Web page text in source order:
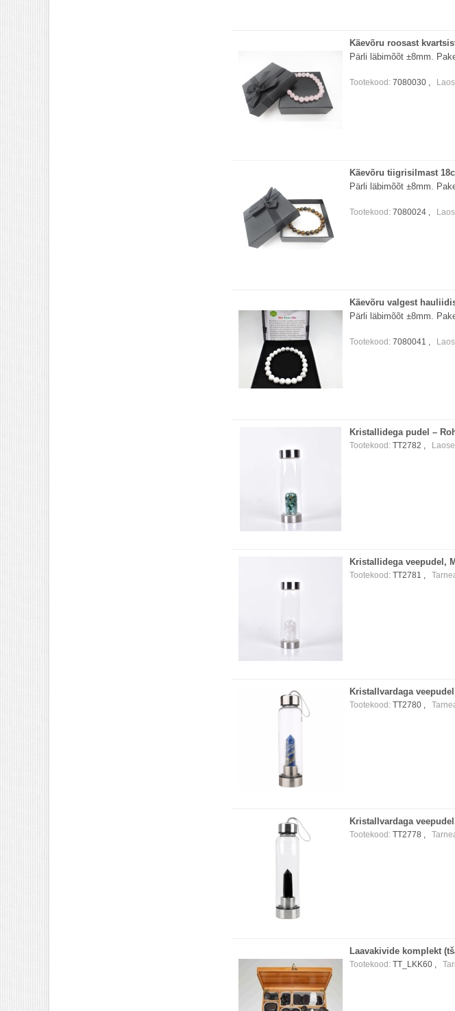
Käevõru roosast
Pärli läbimõõt ±8mm.
Tootekood: 7080030 ,
Käevõru tiigrisilmast
Pärli läbimõõt ±8mm.
Tootekood: 7080024 ,
Käevõru valgest
Pärli läbimõõt ±8mm.
Tootekood: 7080041 ,
Kristallidega pudel –
Tootekood: TT2782 ,
Kristallidega veepudel,
Tootekood: TT2781 ,
Kristallvardaga
Tootekood: TT2780 ,
Kristallvardaga
Tootekood: TT2778 ,
Laavakivide komplekt
Tootekood: TT_LKK60 ,